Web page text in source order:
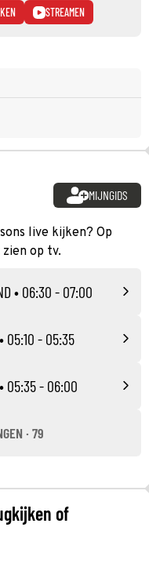
STREAMEN
MIJNGIDS
live kijken? Op
op tv.
• 06:30 - 07:00
• 05:10 - 05:35
• 05:35 - 06:00
· 79
of